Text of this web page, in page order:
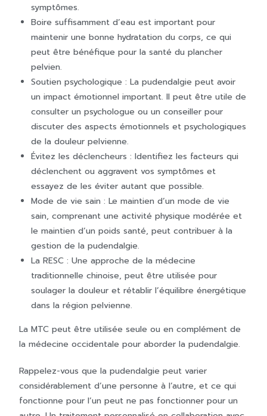
symptômes.
Boire suffisamment d’eau est important pour
maintenir une bonne hydratation du corps, ce qui
peut être bénéfique pour la santé du plancher
pelvien.
Soutien psychologique : La pudendalgie peut avoir
un impact émotionnel important. Il peut être utile de
consulter un psychologue ou un conseiller pour
discuter des aspects émotionnels et psychologiques
de la douleur pelvienne.
Évitez les déclencheurs : Identifiez les facteurs qui
déclenchent ou aggravent vos symptômes et
essayez de les éviter autant que possible.
Mode de vie sain : Le maintien d’un mode de vie
sain, comprenant une activité physique modérée et
le maintien d’un poids santé, peut contribuer à la
gestion de la pudendalgie.
La RESC : Une approche de la médecine
traditionnelle chinoise, peut être utilisée pour
soulager la douleur et rétablir l’équilibre énergétique
dans la région pelvienne.
La MTC peut être utilisée seule ou en complément de
la médecine occidentale pour aborder la pudendalgie.
Rappelez-vous que la pudendalgie peut varier
considérablement d’une personne à l’autre, et ce qui
fonctionne pour l’un peut ne pas fonctionner pour un